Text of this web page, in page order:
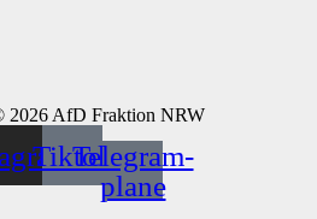
2026 AfD Fraktion NRW
TiktokTelegram-
plane